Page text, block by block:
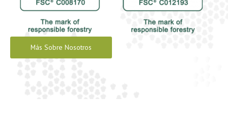
Más Sobre Nosotros